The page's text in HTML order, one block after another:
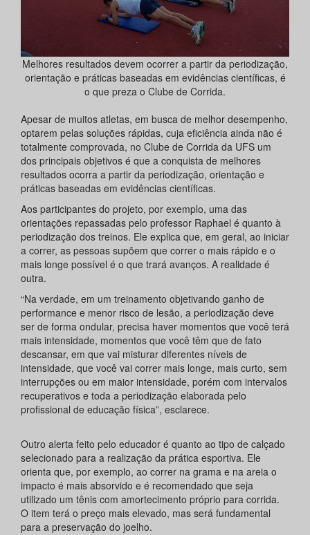
Melhores resultados devem ocorrer a partir da periodização,
orientação e práticas baseadas em evidências científicas, é
o que preza o Clube de Corrida.
Apesar de muitos atletas, em busca de melhor desempenho,
optarem pelas soluções rápidas, cuja eficiência ainda não é
totalmente comprovada, no Clube de Corrida da UFS um
dos principais objetivos é que a conquista de melhores
resultados ocorra a partir da periodização, orientação e
práticas baseadas em evidências científicas.
Aos participantes do projeto, por exemplo, uma das
orientações repassadas pelo professor Raphael é quanto à
periodização dos treinos. Ele explica que, em geral, ao iniciar
a correr, as pessoas supõem que correr o mais rápido e o
mais longe possível é o que trará avanços. A realidade é
outra.
“Na verdade, em um treinamento objetivando ganho de
performance e menor risco de lesão, a periodização deve
ser de forma ondular, precisa haver momentos que você terá
mais intensidade, momentos que você têm que de fato
descansar, em que vai misturar diferentes níveis de
intensidade, que você vai correr mais longe, mais curto, sem
interrupções ou em maior intensidade, porém com intervalos
recuperativos e toda a periodização elaborada pelo
profissional de educação física”, esclarece.
Outro alerta feito pelo educador é quanto ao tipo de calçado
selecionado para a realização da prática esportiva. Ele
orienta que, por exemplo, ao correr na grama e na areia o
impacto é mais absorvido e é recomendado que seja
utilizado um tênis com amortecimento próprio para corrida.
O item terá o preço mais elevado, mas será fundamental
para a preservação do joelho.